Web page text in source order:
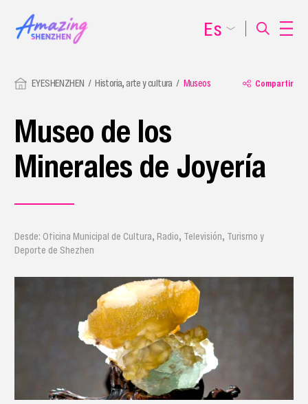
EYESHENZHEN Historia, arte y cultura Museos Compartir
Museo de los
Minerales de Joyería
Desde: Oficina Municipal de Cultura, Radio, Televisión, Turismo y
Deporte de Shezhen
Es